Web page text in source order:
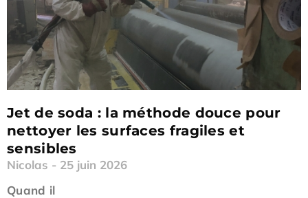
Jet de soda : la méthode douce pour
nettoyer les surfaces fragiles et
sensibles
Nicolas
25 juin 2026
Quand il